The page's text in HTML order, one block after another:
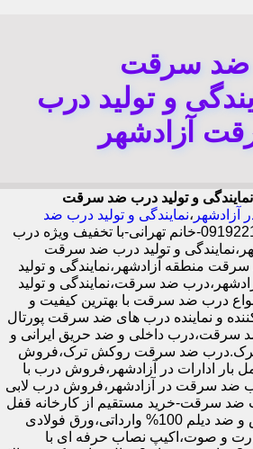
ضد سرقت
و تولید درب
آزادشهر
نمایندگی و تولید درب ضد سرقت
،نمایندگی و تولید درب ضد
،09192211934-خانم تهرانی-با تخفیف ویژه درب
و تولید درب ضد سرقت
منطقه آزادشهر،نمایندگی و تولید
ضد سرقت،نمایندگی و تولید
درب ضد سرقت با بهترین کیفیت و
و نماینده درب های ضد سرقت پورتال
سرقت،درب داخلی و ضد حریق ایرانی و
ضد سرقت روکش ترک،فروش
بار ادارات در آزادشهر،فروش درب با
ضد سرقت در آزادشهر،فروش درب لابی
ضد سرقت-خرید مستقیم از کارخانه قفل
گاوصندوقی کاله،ضد برش و ضد دیلم 100% وارداتی،ورق فولادی
و صوت،اکیپ نصاب حرفه ای با